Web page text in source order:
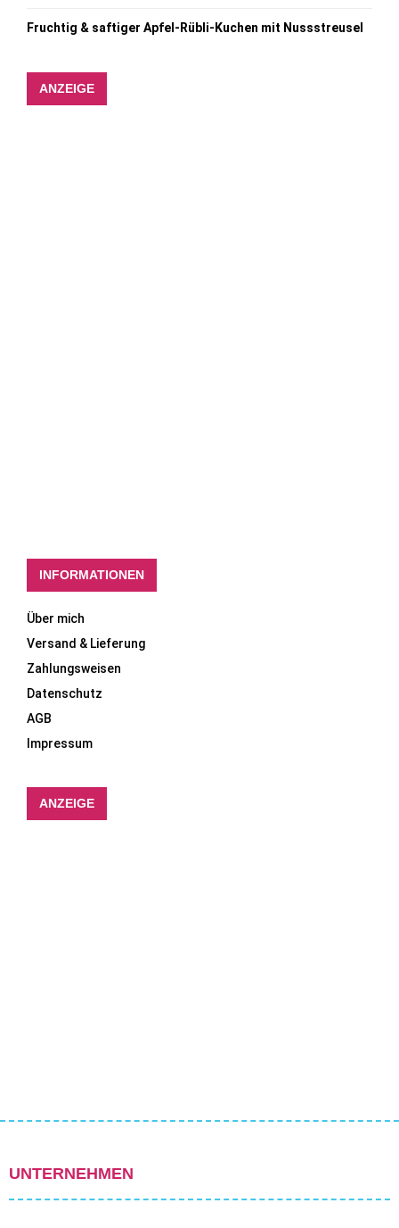
Fruchtig & saftiger Apfel-Rübli-Kuchen mit Nussstreusel
ANZEIGE
INFORMATIONEN
Über mich
Versand & Lieferung
Zahlungsweisen
Datenschutz
AGB
Impressum
ANZEIGE
UNTERNEHMEN